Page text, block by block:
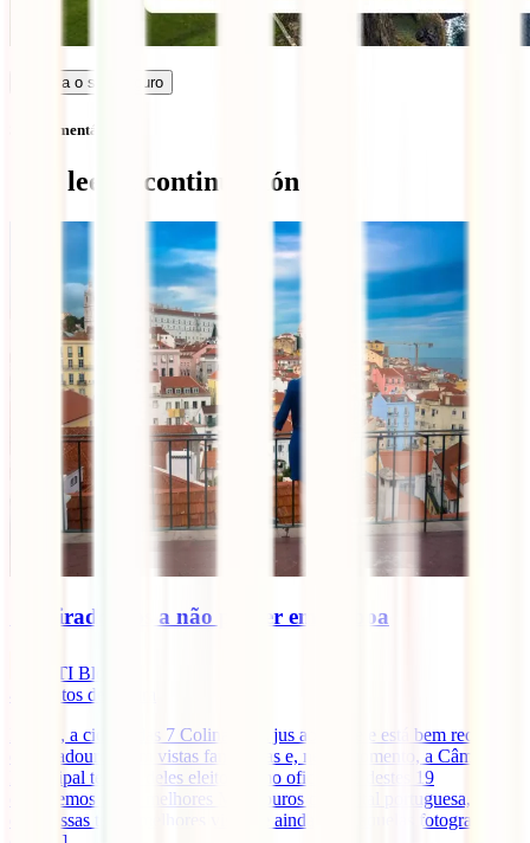
Calcula o seu seguro
Sem comentários
Qué leer a continuación
10 miradouros a não perder em Lisboa
IATI Blog
minutos de leitura
Lisboa, a cidade das 7 Colinas, faz jus ao nome e está bem recheada
de miradouros com vistas fantásticas e, neste momento, a Câmara
Municipal tem 19 deles eleitos como oficiais. E destes 19
escolhemos os 10 melhores Miradouros da capital portuguesa, para
que possas ter as melhores vistas, e ainda, tirar aquelas fotografias